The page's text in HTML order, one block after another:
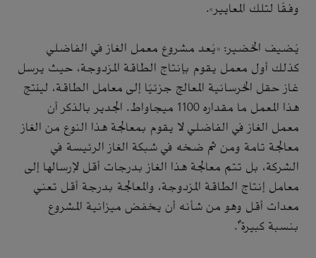
وفقًا لتلك المعايير».
يُضيف الخضير: «يُعد مشروع معمل الغاز في الفاضلي
كذلك أول معمل يقوم بإنتاج الطاقة المزدوجة، حيث يرسل
غاز حقل الخرسانية المعالج جزئيًا إلى معامل الطاقة، لينتج
هذا المعمل ما مقداره 1100 ميجاواط. الجدير بالذكر أن
معمل الغاز في الفاضلي لا يقوم بمعالجة هذا النوع من الغاز
معالجة تامة ومن ثم ضخه في شبكة الغاز الرئيسة في
الشركة، بل تتم معالجة هذا الغاز بدرجات أقل لإرسالها إلى
معامل إنتاج الطاقة المزدوجة، والمعالجة بدرجة أقل تعني
معدات أقل وهو من شأنه أن يخفض ميزانية المشروع
بنسبة كبيرة".